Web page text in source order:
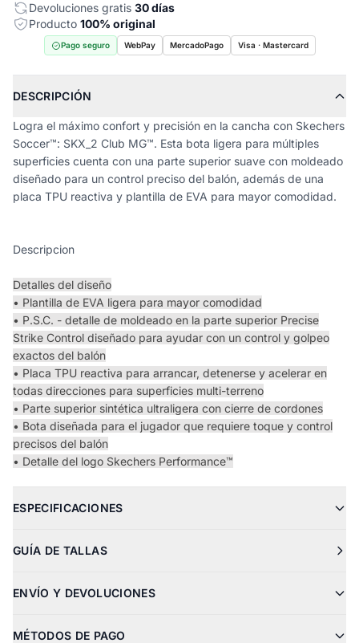
Devoluciones gratis 30 días
Producto 100% original
Pago seguro WebPay MercadoPago Visa · Mastercard
DESCRIPCIÓN
Logra el máximo confort y precisión en la cancha con Skechers
Soccer™: SKX_2 Club MG™. Esta bota ligera para múltiples
superficies cuenta con una parte superior suave con moldeado
diseñado para un control preciso del balón, además de una
placa TPU reactiva y plantilla de EVA para mayor comodidad.
Descripcion
Detalles del diseño
• Plantilla de EVA ligera para mayor comodidad
• P.S.C. - detalle de moldeado en la parte superior Precise
Strike Control diseñado para ayudar con un control y golpeo
exactos del balón
• Placa TPU reactiva para arrancar, detenerse y acelerar en
todas direcciones para superficies multi-terreno
• Parte superior sintética ultraligera con cierre de cordones
• Bota diseñada para el jugador que requiere toque y control
precisos del balón
• Detalle del logo Skechers Performance™
ESPECIFICACIONES
GUÍA DE TALLAS
ENVÍO Y DEVOLUCIONES
MÉTODOS DE PAGO